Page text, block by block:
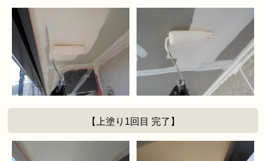
【上塗り1回目 完了】